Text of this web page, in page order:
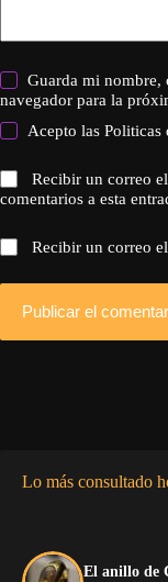
Guarda mi nombre,
navegador para la
Acepto lasPoliticas
Recibir un correo
comentarios a esta
Recibir un correo
Publicar el
Lo más consultado
El anillo de